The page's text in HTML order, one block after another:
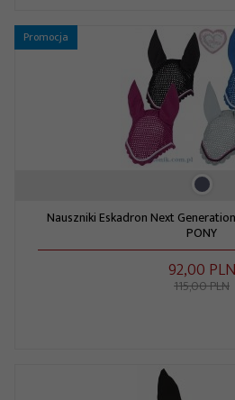
Promocja
Nauszniki Eskadron Next
PONY
92,00 PLN
115,00 PLN